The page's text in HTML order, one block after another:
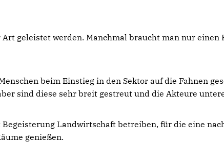
geleistet werden. Manchmal braucht man nur einen
beim Einstieg in den Sektor auf die Fahnen
sind diese sehr breit gestreut und die Akteure
Landwirtschaft betreiben, für die eine
genießen.